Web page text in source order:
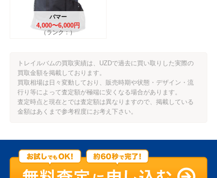
バマー
4,000〜6,000円
（ランク：）
トレイルバムの買取実績は、UZDで過去に買い取りした実際の
買取金額を掲載しております。
買取相場は日々変動しており、販売時期や状態・デザイン・流
行り等によって査定額が極端に安くなる場合があります。
査定時点と現在とでは査定額は異なりますので、掲載している
金額はあくまで参考程度にお考え下さい。